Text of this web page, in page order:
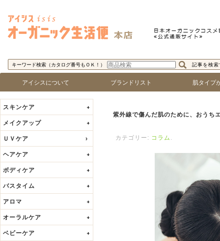
コ
ン
テ
ツ
へ
キ
キーワード検索（カタログ番号もＯＫ！） 記事を検
アイシスについて ブランドリスト
ロゴで探す
ブランド名で探す
肌タイプ
紫外線で傷んだ肌のために、おうち
カテゴリー: コラム .
スキンケア +
メイクアップ +
ＵＶケア
ヘアケア +
ボディケア +
バスタイム +
アロマ +
オーラルケア +
ベビーケア +